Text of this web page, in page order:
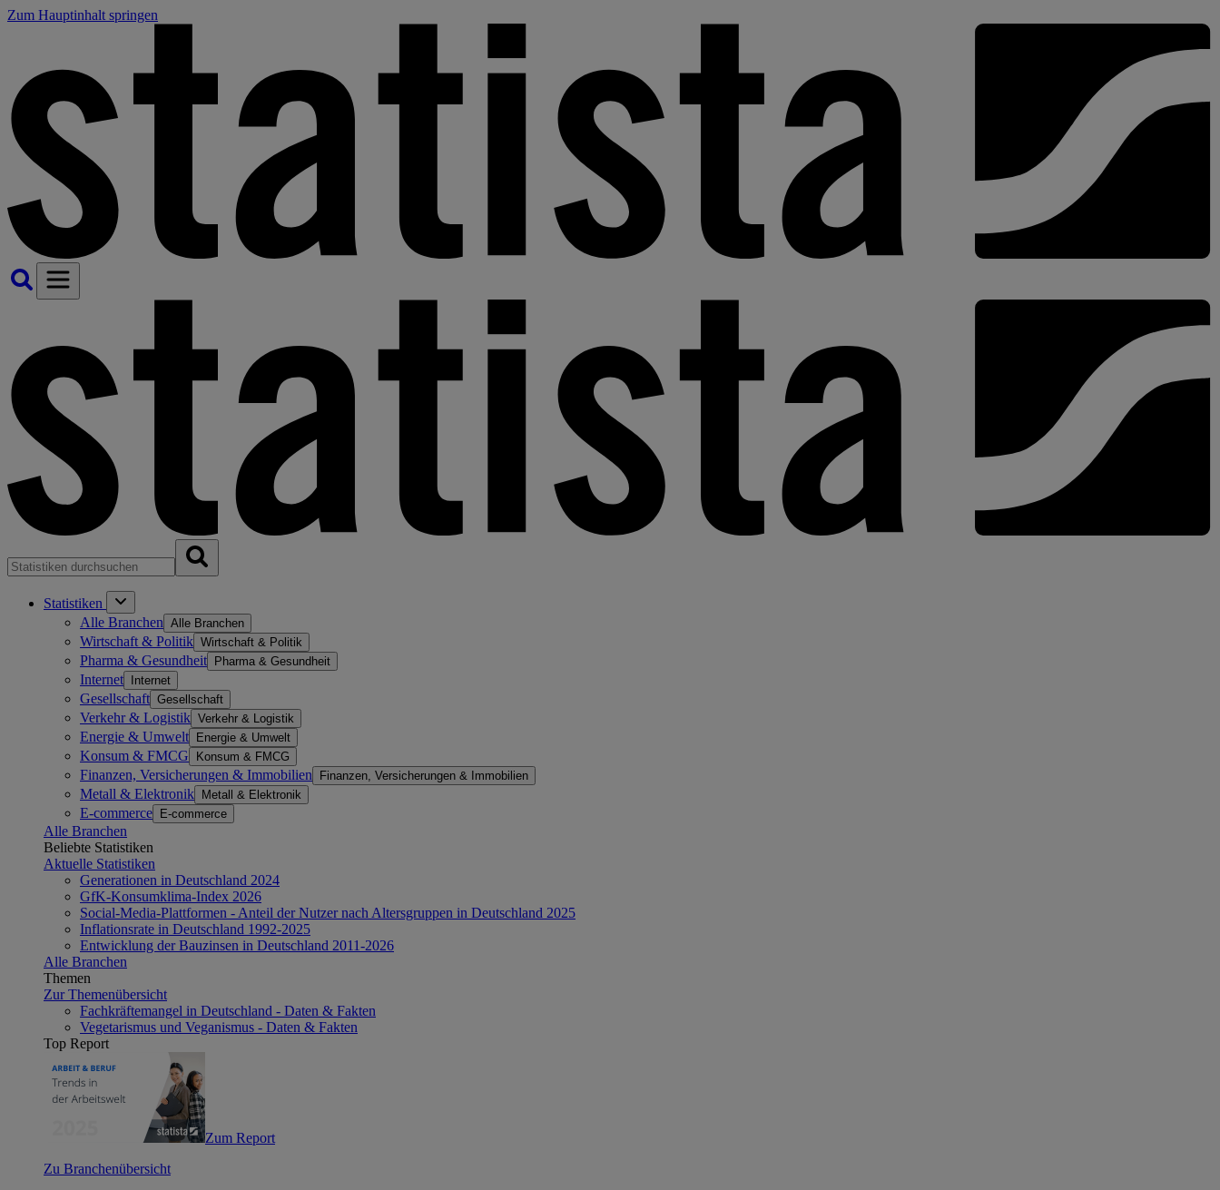
Zum Hauptinhalt springen
Statistiken
Alle Branchen Alle Branchen
Wirtschaft & Politik Wirtschaft & Politik
Pharma & Gesundheit Pharma & Gesundheit
Internet Internet
Gesellschaft Gesellschaft
Verkehr & Logistik Verkehr & Logistik
Energie & Umwelt Energie & Umwelt
Konsum & FMCG Konsum & FMCG
Finanzen, Versicherungen & Immobilien Finanzen, Versicherungen & Immobilien
Metall & Elektronik Metall & Elektronik
E-commerce E-commerce
Alle Branchen
Beliebte Statistiken
Aktuelle Statistiken
Generationen in Deutschland 2024
GfK-Konsumklima-Index 2026
Social-Media-Plattformen - Anteil der Nutzer nach Altersgruppen in Deutschland 2025
Inflationsrate in Deutschland 1992-2025
Entwicklung der Bauzinsen in Deutschland 2011-2026
Alle Branchen
Themen
Zur Themenübersicht
Fachkräftemangel in Deutschland - Daten & Fakten
Vegetarismus und Veganismus - Daten & Fakten
Top Report
Zum Report
Zu Branchenübersicht